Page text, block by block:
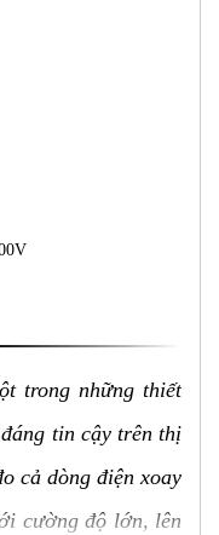
trong những thiết
tin cậy trên thị
cả dòng điện xoay
cường độ lớn, lên